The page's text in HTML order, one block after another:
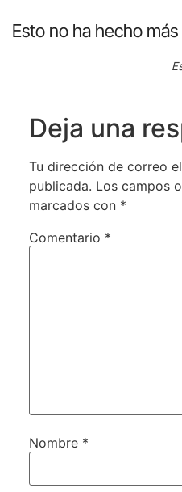
Esto no ha hecho
Deja una
Tu dirección de correo
publicada. Los campos
marcados con *
Comentario *
Nombre *